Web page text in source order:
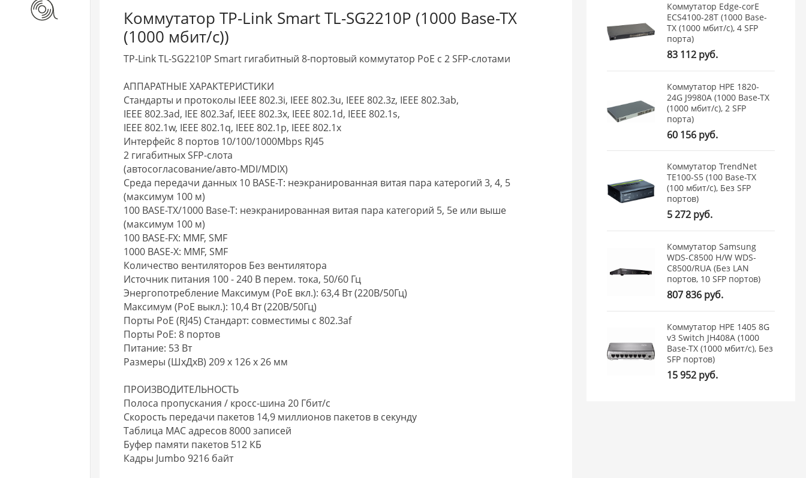
Коммутатор TP-Link Smart TL-SG2210P (1000 Base-TX
(1000 мбит/с))
TP-Link TL-SG2210P Smart гигабитный 8-портовый коммутатор PoE с 2 SFP-слотами
АППАРАТНЫЕ ХАРАКТЕРИСТИКИ
Стандарты и протоколы IEEE 802.3i, IEEE 802.3u, IEEE 802.3z, IEEE 802.3ab,
IEEE 802.3ad, IEE 802.3af, IEEE 802.3x, IEEE 802.1d, IEEE 802.1s,
IEEE 802.1w, IEEE 802.1q, IEEE 802.1p, IEEE 802.1x
Интерфейс 8 портов 10/100/1000Mbps RJ45
2 гигабитных SFP-слота
(автосогласование/авто-MDI/MDIX)
Среда передачи данных 10 BASE-T: неэкранированная витая пара катерогий 3, 4, 5
(максимум 100 м)
100 BASE-TX/1000 Base-T: неэкранированная витая пара категорий 5, 5e или выше
(максимум 100 м)
100 BASE-FX: MMF, SMF
1000 BASE-X: MMF, SMF
Количество вентиляторов Без вентилятора
Источник питания 100 - 240 В перем. тока, 50/60 Гц
Энергопотребление Максимум (PoE вкл.): 63,4 Вт (220В/50Гц)
Максимум (PoE выкл.): 10,4 Вт (220В/50Гц)
Порты PoE (RJ45) Стандарт: совместимы с 802.3af
Порты PoE: 8 портов
Питание: 53 Вт
Размеры (ШхДхВ) 209 x 126 x 26 мм
ПРОИЗВОДИТЕЛЬНОСТЬ
Полоса пропускания / кросс-шина 20 Гбит/с
Скорость передачи пакетов 14,9 миллионов пакетов в секунду
Таблица МАС адресов 8000 записей
Буфер памяти пакетов 512 КБ
Кадры Jumbo 9216 байт
Коммутатор Edge-corE
ECS4100-28T (1000 Base-
TX (1000 мбит/с), 4 SFP
порта)
83 112 руб.
Коммутатор HPE 1820-
24G J9980A (1000 Base-TX
(1000 мбит/с), 2 SFP
порта)
60 156 руб.
Коммутатор TrendNet
TE100-S5 (100 Base-TX
(100 мбит/с), Без SFP
портов)
5 272 руб.
Коммутатор Samsung
WDS-C8500 H/W WDS-
C8500/RUA (Без LAN
портов, 10 SFP портов)
807 836 руб.
Коммутатор HPE 1405 8G
v3 Switch JH408A (1000
Base-TX (1000 мбит/с), Без
SFP портов)
15 952 руб.